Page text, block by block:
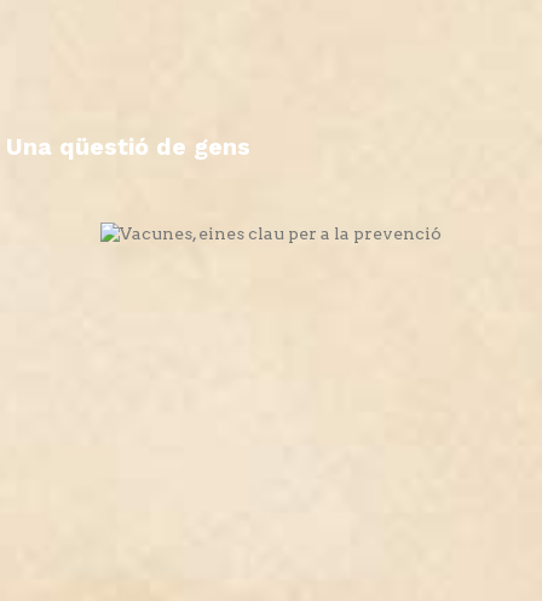
Una qüestió de gens